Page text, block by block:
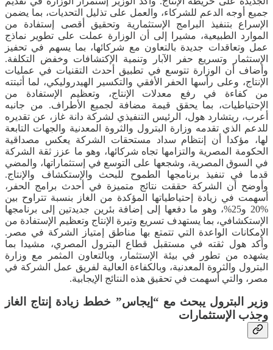
جميع أوجه الدعم للشركاء، والعمل على تذليل التحديات، بما يضمن
الإسراع بتنفيذ البرامج الإستثمارية وتحقيق أقصى إستفادة من
الموارد الطبيعية، مشيرا إلى أن الوزارة عملت على تطوير نماذج
عمل وتعاقدات جديدة بالتعاون مع شركائها، بما يسهم في تحفيز
الإستثمار وتسريع حفر الآبار وتنمية الإكتشافات وخفض التكلفة.
وأضاف أن الوزارة تتوسع في تطبيق أحدث التقنيات في عمليات
الإنتاج، وعلى رأسها الحفر الأفقي والتكسير الهيدروليكي، لما أثبتته
من كفاءة في رفع معدلات الإنتاج، وتعظيم الإستفادة من
الإحتياطيات، بما يحقق قيمة مضافة لجميع الأطراف. من جانبه
أعرب، ريتشارد هول، الرئيس التنفيذي لشركة دانة غاز، عن تقديره
للدعم الذي تقدمه وزارة البترول والثروة المعدنية والجهات التابعة
لها، مؤكدا أن إنتظام سداد مستحقات الشركة يعكس مصداقية
الحكومة المصرية والتزامها تجاه شركائها، وهو ما عزز ثقة الشركة
في السوق المصرية، وشجعها على التوسع في إستثماراتها، والمضي
قدما في تنفيذ برنامجها الطموح للبحث والإستكشاف والإنتاج.
وأوضح أن الشركة حققت نتائج متميزة في أحدث برامج الحفر،
أسهمت في زيادة إحتياطياتها المؤكدة من الغاز بنسبة تتراوح بين
%20 و25%، وهو ما دفعها إلى إضافة بئرين جديدتين إلى برنامجها
الإستكشافي، بما يستهدف تسريع وتيرة الإنتاج وتعظيم الإستفادة من
الإمكانات الواعدة التي تتمتع بها مناطق إمتياز الشركة في مصر.
وأكد هول ثقته في مستقبل قطاع البترول المصري، مشيدا بما
يشهده من تطور في بيئة الإستثمار، وبالتعاون المثمر مع وزارة
البترول والثروة المعدنية، وبالكفاءة العالية لفريق عمل الشركة في
مصر، والتي أسهمت في تحقيق هذه النتائج الإيجابية.
وزير البترول يبحث مع “إيجاس” خطط زيادة إنتاج الغاز
وجذب الإستثمارات